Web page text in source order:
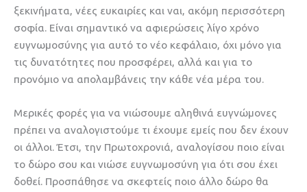
ξεκινήματα, νέες ευκαιρίες και ναι, ακόμη περισσότερη
σοφία. Είναι σημαντικό να αφιερώσεις λίγο χρόνο
ευγνωμοσύνης για αυτό το νέο κεφάλαιο, όχι μόνο για
τις δυνατότητες που προσφέρει, αλλά και για το
προνόμιο να απολαμβάνεις την κάθε νέα μέρα του.
Μερικές φορές για να νιώσουμε αληθινά ευγνώμονες
πρέπει να αναλογιστούμε τι έχουμε εμείς που δεν έχουν
οι άλλοι. Έτσι, την Πρωτοχρονιά, αναλογίσου ποιο είναι
το δώρο σου και νιώσε ευγνωμοσύνη για ότι σου έχει
δοθεί. Προσπάθησε να σκεφτείς ποιο άλλο δώρο θα